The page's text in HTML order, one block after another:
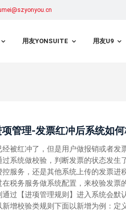
用友YONSUITE 用友U9
管理-发票红冲后系统如
经被红冲了，但是用户做报销或者发
过系统做校验，判断发票的状态发生
控服务，还是其他系统上传的发票进
在税务服务做系统配置，来校验发票
通过【进项管理规则】进入系统会默
新增校验类规则下面以新增为例：定